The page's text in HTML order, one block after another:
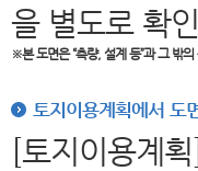
을 별도로 확
※본 도면은“측량, 설계 등”과 그 밖
토지이용계획에서 도
[토지이용계